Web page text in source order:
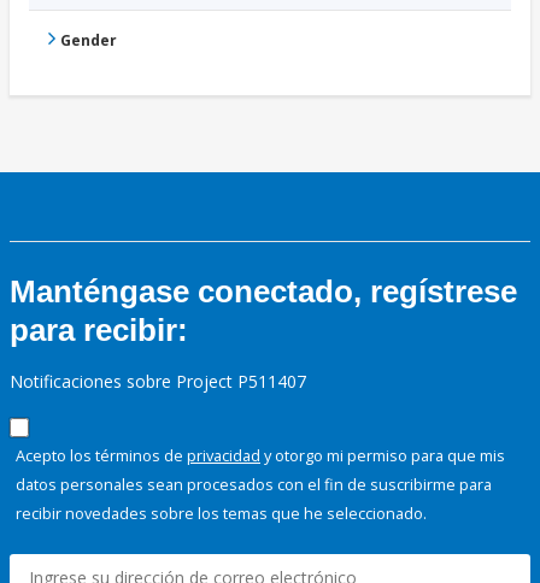
Gender
Manténgase conectado, regístrese
para recibir:
Notificaciones sobre Project P511407
Acepto los términos de privacidad y otorgo mi permiso para que mis
datos personales sean procesados con el fin de suscribirme para
recibir novedades sobre los temas que he seleccionado.